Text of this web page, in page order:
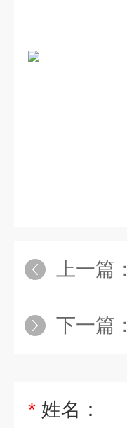
上一篇：
下一篇：
* 姓名：